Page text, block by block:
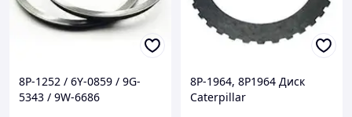
8P-1252 / 6Y-0859 / 9G-
5343 / 9W-6686
8P-1964, 8P1964 Диск
Caterpillar